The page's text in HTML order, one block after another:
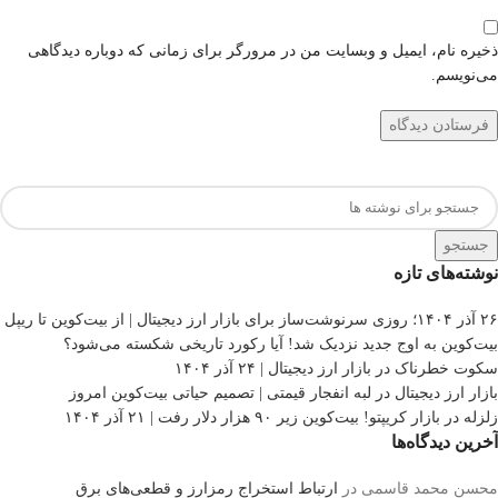
ذخیره نام، ایمیل و وبسایت من در مرورگر برای زمانی که دوباره دیدگاهی
می‌نویسم.
جستجو
نوشته‌های تازه
۲۶ آذر ۱۴۰۴؛ روزی سرنوشت‌ساز برای بازار ارز دیجیتال | از بیت‌کوین تا ریپل
بیت‌کوین به اوج جدید نزدیک شد! آیا رکورد تاریخی شکسته می‌شود؟
سکوت خطرناک در بازار ارز دیجیتال | ۲۴ آذر ۱۴۰۴
بازار ارز دیجیتال در لبه انفجار قیمتی | تصمیم حیاتی بیت‌کوین امروز
زلزله در بازار کریپتو! بیت‌کوین زیر ۹۰ هزار دلار رفت | ۲۱ آذر ۱۴۰۴
آخرین دیدگاه‌ها
محسن محمد قاسمی در ارتباط استخراج رمزارز و قطعی‌های برق